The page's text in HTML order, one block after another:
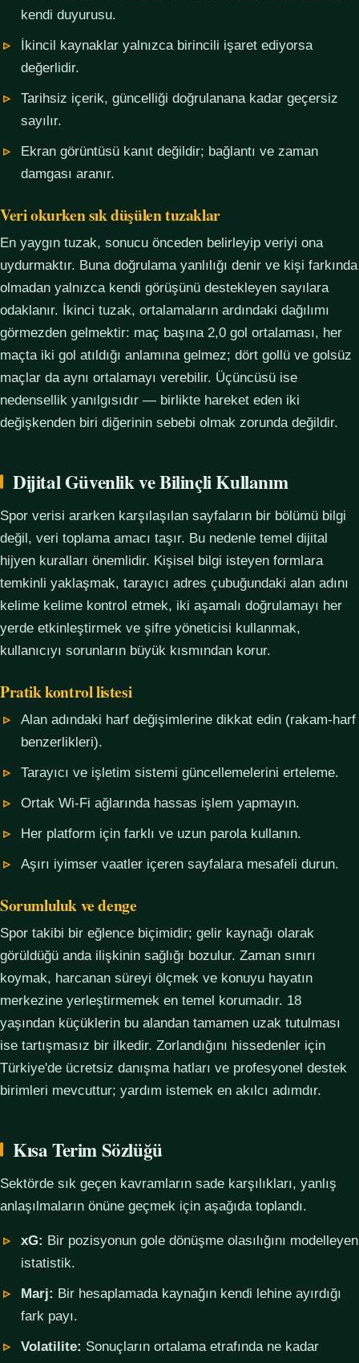
kendi duyurusu.
İkincil kaynaklar yalnızca birincili işaret ediyorsa
değerlidir.
Tarihsiz içerik, güncelliği doğrulanana kadar geçersiz
sayılır.
Ekran görüntüsü kanıt değildir; bağlantı ve zaman
damgası aranır.
Veri okurken sık düşülen tuzaklar
En yaygın tuzak, sonucu önceden belirleyip veriyi ona
uydurmaktır. Buna doğrulama yanlılığı denir ve kişi farkında
olmadan yalnızca kendi görüşünü destekleyen sayılara
odaklanır. İkinci tuzak, ortalamaların ardındaki dağılımı
görmezden gelmektir: maç başına 2,0 gol ortalaması, her
maçta iki gol atıldığı anlamına gelmez; dört gollü ve golsüz
maçlar da aynı ortalamayı verebilir. Üçüncüsü ise
nedensellik yanılgısıdır — birlikte hareket eden iki
değişkenden biri diğerinin sebebi olmak zorunda değildir.
Dijital Güvenlik ve Bilinçli Kullanım
Spor verisi ararken karşılaşılan sayfaların bir bölümü bilgi
değil, veri toplama amacı taşır. Bu nedenle temel dijital
hijyen kuralları önemlidir. Kişisel bilgi isteyen formlara
temkinli yaklaşmak, tarayıcı adres çubuğundaki alan adını
kelime kelime kontrol etmek, iki aşamalı doğrulamayı her
yerde etkinleştirmek ve şifre yöneticisi kullanmak,
kullanıcıyı sorunların büyük kısmından korur.
Pratik kontrol listesi
Alan adındaki harf değişimlerine dikkat edin (rakam-harf
benzerlikleri).
Tarayıcı ve işletim sistemi güncellemelerini erteleme.
Ortak Wi-Fi ağlarında hassas işlem yapmayın.
Her platform için farklı ve uzun parola kullanın.
Aşırı iyimser vaatler içeren sayfalara mesafeli durun.
Sorumluluk ve denge
Spor takibi bir eğlence biçimidir; gelir kaynağı olarak
görüldüğü anda ilişkinin sağlığı bozulur. Zaman sınırı
koymak, harcanan süreyi ölçmek ve konuyu hayatın
merkezine yerleştirmemek en temel korumadır. 18
yaşından küçüklerin bu alandan tamamen uzak tutulması
ise tartışmasız bir ilkedir. Zorlandığını hissedenler için
Türkiye'de ücretsiz danışma hatları ve profesyonel destek
birimleri mevcuttur; yardım istemek en akılcı adımdır.
Kısa Terim Sözlüğü
Sektörde sık geçen kavramların sade karşılıkları, yanlış
anlaşılmaların önüne geçmek için aşağıda toplandı.
xG: Bir pozisyonun gole dönüşme olasılığını modelleyen
istatistik.
Marj: Bir hesaplamada kaynağın kendi lehine ayırdığı
fark payı.
Volatilite: Sonuçların ortalama etrafında ne kadar